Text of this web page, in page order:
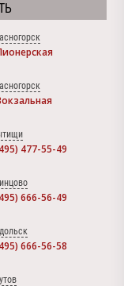
477-55-49
666-56-49
666-56-58